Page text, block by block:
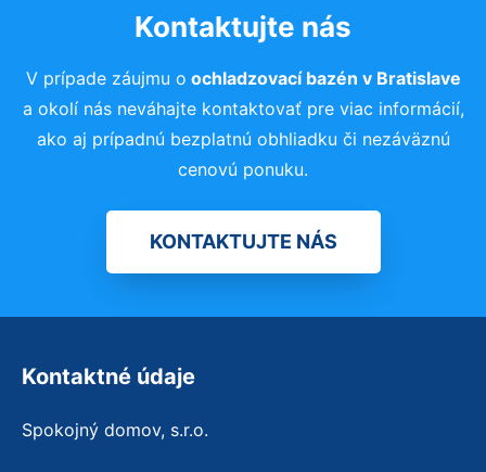
Kontaktujte nás
V prípade záujmu o ochladzovací bazén v Bratislave
a okolí nás neváhajte kontaktovať pre viac informácií,
ako aj prípadnú bezplatnú obhliadku či nezáväznú
cenovú ponuku.
KONTAKTUJTE NÁS
Kontaktné údaje
Spokojný domov, s.r.o.